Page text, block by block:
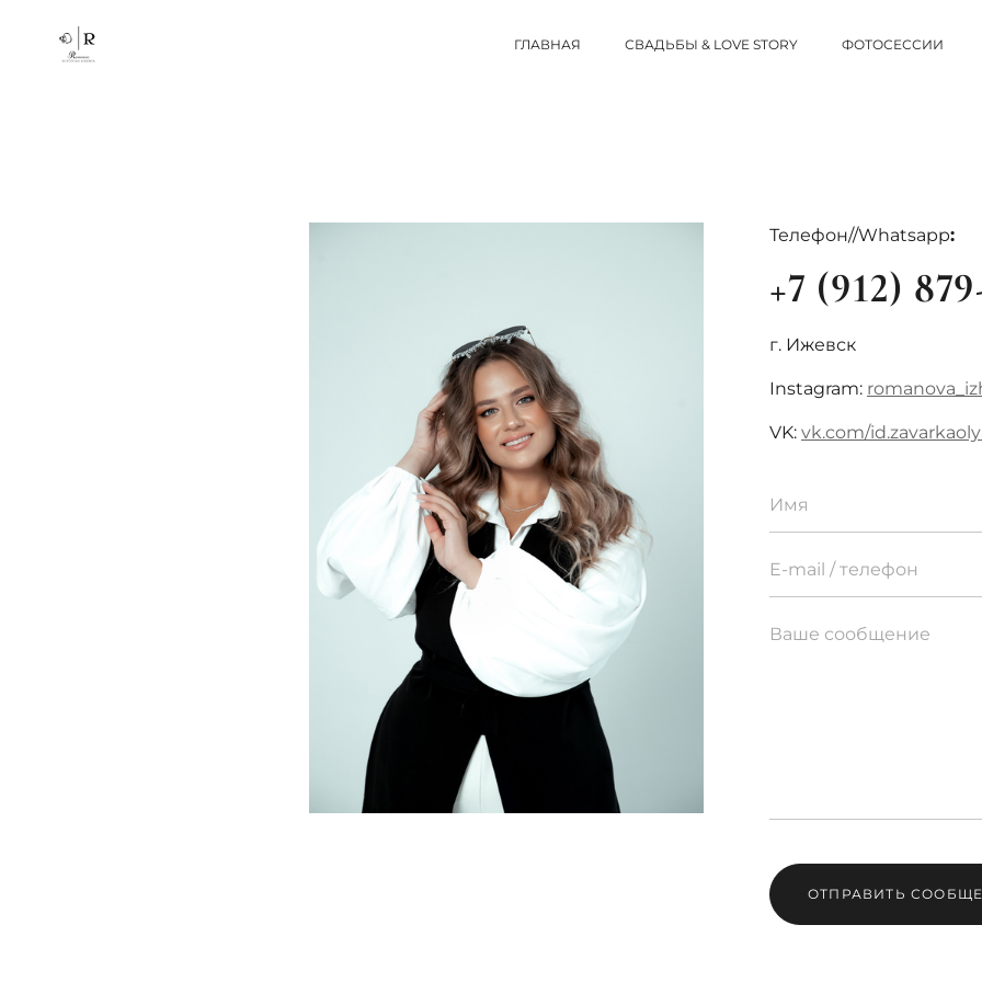
ГЛАВНАЯ СВАДЬБЫ & LOVE STORY ФОТОСЕССИИ
Телефон//Whatsapp:
+7 (912)
г. Ижевск
Instagram:
VK: vk.com/
ОТПРАВИТЬ